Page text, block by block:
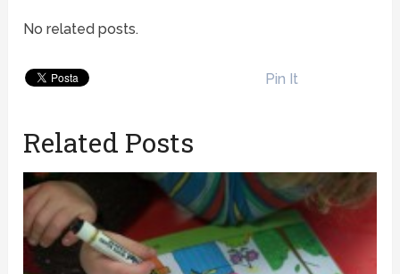
No related posts.
Pin It
Related Posts